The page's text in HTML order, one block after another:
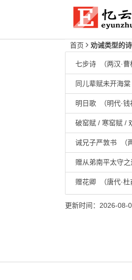
首页 劝诫类型的
七步诗 （两汉·曹
同儿辈赋未开海棠
明日歌 （明代·钱
破窑赋 / 寒窑赋 /
诫兄子严敦书 （
赠从弟南平太守之
赠花卿 （唐代·杜
更新时间：2026-08-